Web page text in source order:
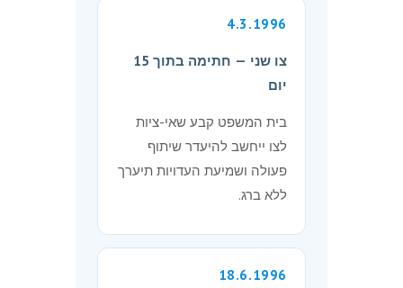
4.3.1996
צו שני — חתימה בתוך 15
יום
בית המשפט קבע שאי-ציות
לצו ייחשב להיעדר שיתוף
פעולה ושמיעת העדויות תיערך
ללא ברג.
18.6.1996